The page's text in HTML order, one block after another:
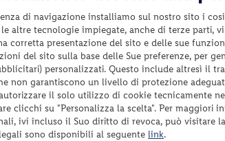
da1565 €
a persona per 8 notti
Check-in
dal 19/08/26
al 16/12/26
di navigazione installiamo sul nostro sito i
altre tecnologie impiegate, anche di terze parti,
corretta presentazione del sito e delle sue
del sito sulla base delle Sue preferenze, per
personalizzati. Questo include altresì il
non garantiscono un livello di protezione
il solo utilizzo di cookie tecnicamente
clicchi su "Personalizza la scelta". Per maggiori
ivi incluso il Suo diritto di revoca, può visitare
sono disponibili al seguente link.